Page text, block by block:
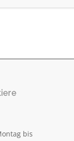
bis